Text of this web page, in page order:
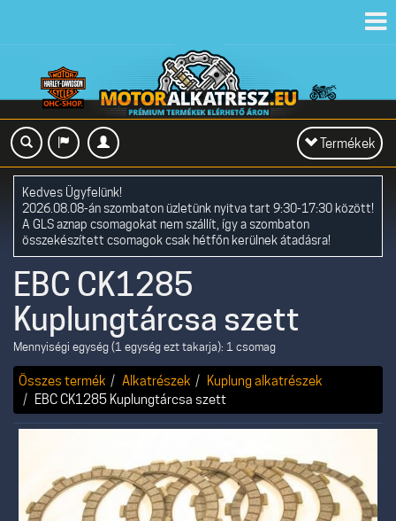
Toggle
navigation
Termékek
Kedves Ügyfelünk!
2026.08.08-án szombaton üzletünk nyitva tart 9:30-17:30 között!
A GLS aznap csomagokat nem szállít, így a szombaton
összekészített csomagok csak hétfőn kerülnek átadásra!
EBC CK1285
Kuplungtárcsa szett
Mennyiségi egység (1 egység ezt takarja): 1 csomag
Összes termék Alkatrészek
Kuplung alkatrészek
EBC CK1285 Kuplungtárcsa szett